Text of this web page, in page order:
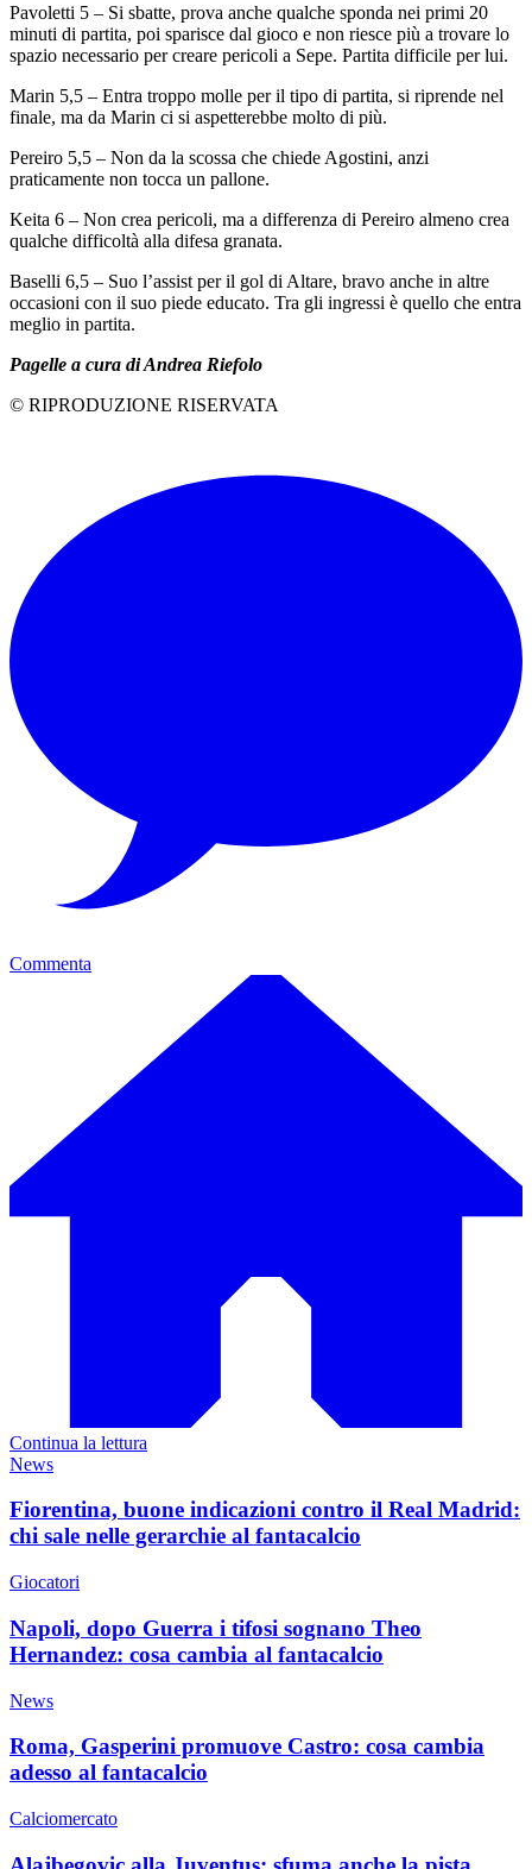
Pavoletti 5 – Si sbatte, prova anche qualche sponda nei primi 20
minuti di partita, poi sparisce dal gioco e non riesce più a trovare lo
spazio necessario per creare pericoli a Sepe. Partita difficile per lui.
Marin 5,5 – Entra troppo molle per il tipo di partita, si riprende nel
finale, ma da Marin ci si aspetterebbe molto di più.
Pereiro 5,5 – Non da la scossa che chiede Agostini, anzi
praticamente non tocca un pallone.
Keita 6 – Non crea pericoli, ma a differenza di Pereiro almeno crea
qualche difficoltà alla difesa granata.
Baselli 6,5 – Suo l’assist per il gol di Altare, bravo anche in altre
occasioni con il suo piede educato. Tra gli ingressi è quello che entra
meglio in partita.
Pagelle a cura di Andrea Riefolo
© RIPRODUZIONE RISERVATA
Commenta
Continua la lettura
News
Fiorentina, buone indicazioni contro il Real Madrid:
chi sale nelle gerarchie al fantacalcio
Giocatori
Napoli, dopo Guerra i tifosi sognano Theo
Hernandez: cosa cambia al fantacalcio
News
Roma, Gasperini promuove Castro: cosa cambia
adesso al fantacalcio
Calciomercato